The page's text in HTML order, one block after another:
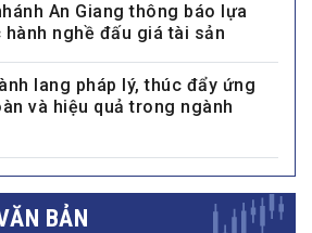
An Giang thông báo lựa
nghề đấu giá tài sản
lang pháp lý, thúc đẩy ứng
và hiệu quả trong ngành
BẢN